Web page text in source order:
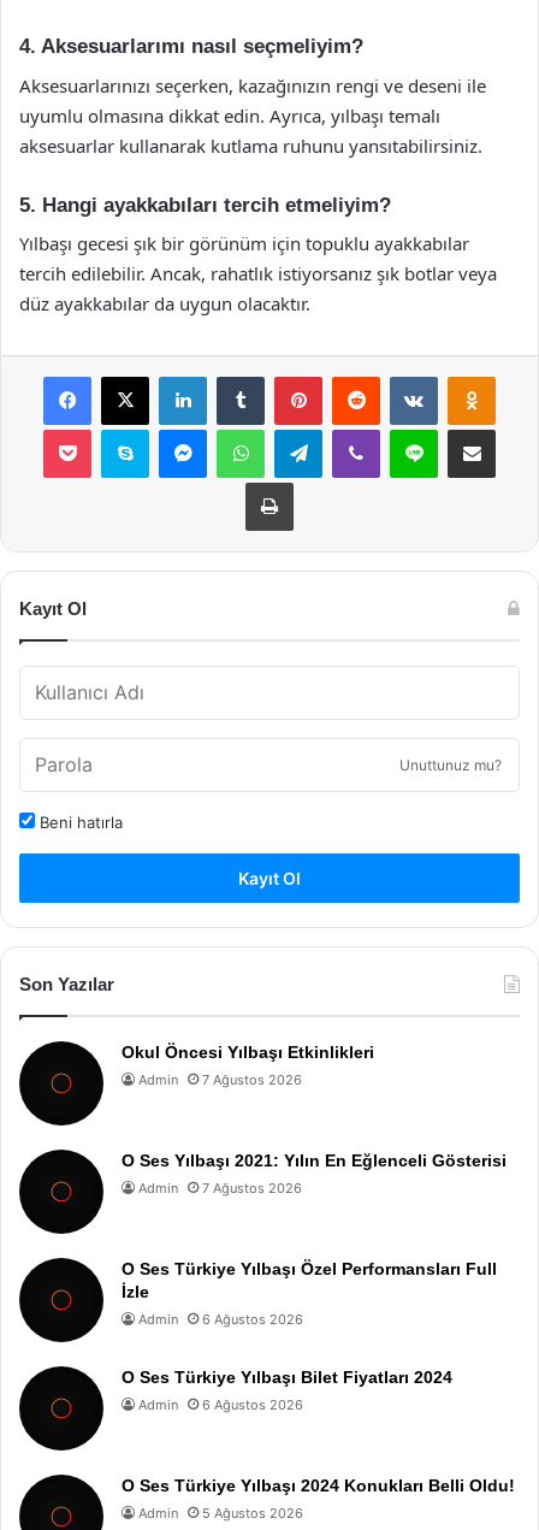
4. Aksesuarlarımı nasıl seçmeliyim?
Aksesuarlarınızı seçerken, kazağınızın rengi ve deseni ile
uyumlu olmasına dikkat edin. Ayrıca, yılbaşı temalı
aksesuarlar kullanarak kutlama ruhunu yansıtabilirsiniz.
5. Hangi ayakkabıları tercih etmeliyim?
Yılbaşı gecesi şık bir görünüm için topuklu ayakkabılar
tercih edilebilir. Ancak, rahatlık istiyorsanız şık botlar veya
düz ayakkabılar da uygun olacaktır.
Facebook
X LinkedInTumblr PinterestReddit VKontakte
Pocket Skype MessengerWhatsAppTelegramViber Line E-Posta ile
Yazdır
Kayıt Ol
Unuttunuz mu?
Beni hatırla
Kayıt Ol
Son Yazılar
Okul Öncesi Yılbaşı Etkinlikleri
Admin 7 Ağustos 2026
O Ses Yılbaşı 2021: Yılın En Eğlenceli Gösterisi
Admin 7 Ağustos 2026
O Ses Türkiye Yılbaşı Özel Performansları Full
İzle
Admin 6 Ağustos 2026
O Ses Türkiye Yılbaşı Bilet Fiyatları 2024
Admin 6 Ağustos 2026
O Ses Türkiye Yılbaşı 2024 Konukları Belli Oldu!
Admin 5 Ağustos 2026